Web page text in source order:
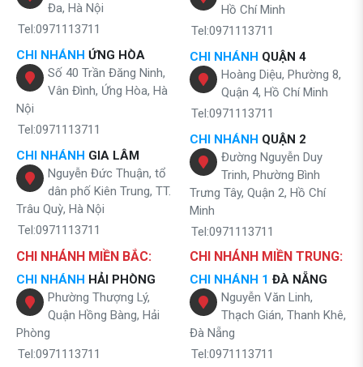
Đa, Hà Nội
Tel:0971113711
CHI NHÁNH ỨNG HÒA
Số 40 Trần Đăng Ninh,
Vân Đình, Ứng Hòa, Hà
Nội
Tel:0971113711
CHI NHÁNH GIA LÂM
Nguyễn Đức Thuận, tổ
dân phố Kiên Trung, TT.
Trâu Quỳ, Hà Nội
Tel:0971113711
Hồ Chí Minh
Tel:0971113711
CHI NHÁNH QUẬN 4
Hoàng Diệu, Phường 8,
Quận 4, Hồ Chí Minh
Tel:0971113711
CHI NHÁNH QUẬN 2
Đường Nguyễn Duy
Trinh, Phường Bình
Trưng Tây, Quận 2, Hồ Chí
Minh
Tel:0971113711
CHI NHÁNH MIỀN BẮC:
CHI NHÁNH HẢI PHÒNG
Phường Thượng Lý,
Quận Hồng Bàng, Hải
Phòng
Tel:0971113711
CHI NHÁNH MIỀN TRUNG:
CHI NHÁNH 1 ĐÀ NẴNG
Nguyễn Văn Linh,
Thạch Gián, Thanh Khê,
Đà Nẵng
Tel:0971113711